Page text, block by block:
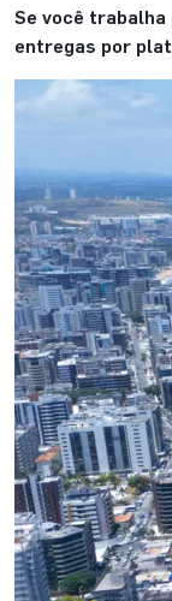
Se você
entregas por
perguntou se
imóvel e realizar
isso, se o